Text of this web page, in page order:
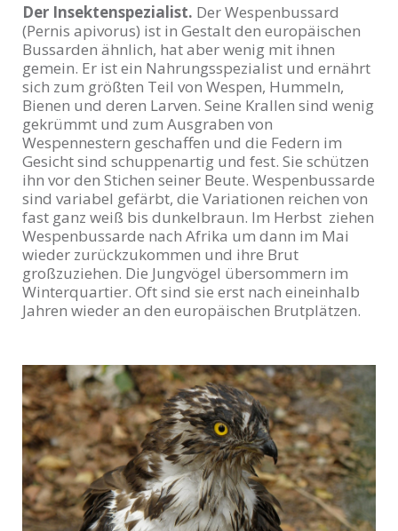
Der Insektenspezialist. Der Wespenbussard
(Pernis apivorus) ist in Gestalt den europäischen
Bussarden ähnlich, hat aber wenig mit ihnen
gemein. Er ist ein Nahrungsspezialist und ernährt
sich zum größten Teil von Wespen, Hummeln,
Bienen und deren Larven. Seine Krallen sind wenig
gekrümmt und zum Ausgraben von
Wespennestern geschaffen und die Federn im
Gesicht sind schuppenartig und fest. Sie schützen
ihn vor den Stichen seiner Beute. Wespenbussarde
sind variabel gefärbt, die Variationen reichen von
fast ganz weiß bis dunkelbraun. Im Herbst ziehen
Wespenbussarde nach Afrika um dann im Mai
wieder zurückzukommen und ihre Brut
großzuziehen. Die Jungvögel übersommern im
Winterquartier. Oft sind sie erst nach eineinhalb
Jahren wieder an den europäischen Brutplätzen.